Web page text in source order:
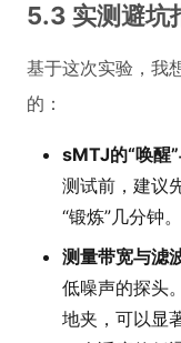
5.3 实测避坑
基于这次实验，我
的：
sMTJ的“唤醒
测试前，建议
“锻炼”几分钟
测量带宽与滤
低噪声的探头
地夹，可以显